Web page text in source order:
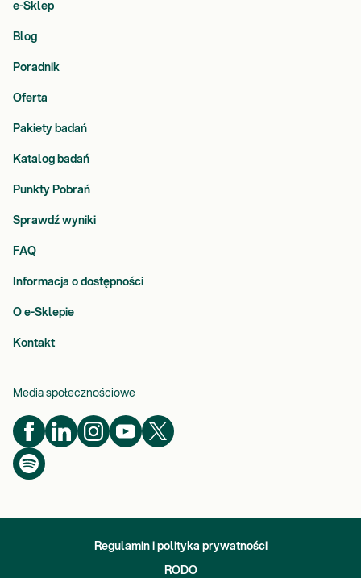
e-Sklep
Blog
Poradnik
Oferta
Pakiety badań
Katalog badań
Punkty Pobrań
Sprawdź wyniki
FAQ
Informacja o dostępności
O e-Sklepie
Kontakt
Media społecznościowe
Regulamin i polityka prywatności
RODO